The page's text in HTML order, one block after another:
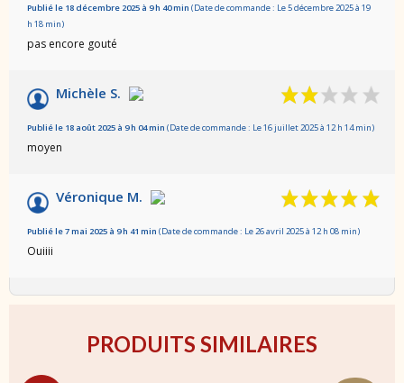
Publié le 18 décembre 2025 à 9 h 40 min (Date de commande : Le 5 décembre 2025 à 19
h 18 min)
pas encore gouté
Michèle S.
Publié le 18 août 2025 à 9 h 04 min (Date de commande : Le 16 juillet 2025 à 12 h 14 min)
moyen
Véronique M.
Publié le 7 mai 2025 à 9 h 41 min (Date de commande : Le 26 avril 2025 à 12 h 08 min)
Ouiiii
PRODUITS SIMILAIRES